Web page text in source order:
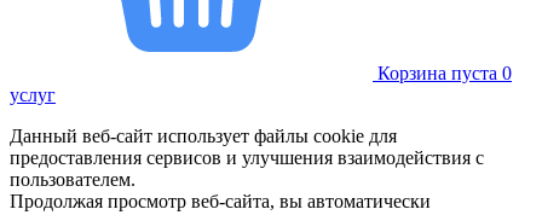
Корзина пуста 0
услуг
Данный веб-сайт использует файлы cookie для
предоставления сервисов и улучшения взаимодействия с
пользователем.
Продолжая просмотр веб-сайта, вы автоматически